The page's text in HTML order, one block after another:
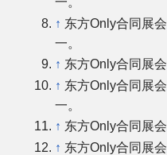
↑ 东方Only合同展会
一。
↑ 东方Only合同展会
↑ 东方Only合同展会
一。
↑ 东方Only合同展会
↑ 东方Only合同展会